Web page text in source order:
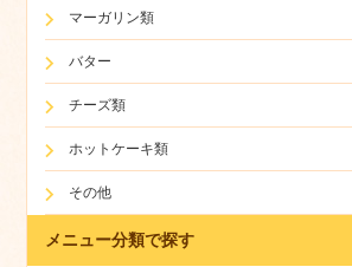
マーガリン類
バター
チーズ類
ホットケーキ類
その他
メニュー分類で探す